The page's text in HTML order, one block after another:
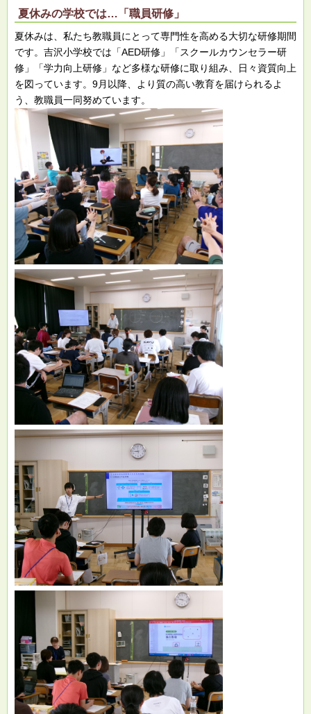
夏休みの学校では…「職員研修」
夏休みは、私たち教職員にとって専門性を高める大切な研修期間
です。吉沢小学校では「AED研修」「スクールカウンセラー研
修」「学力向上研修」など多様な研修に取り組み、日々資質向上
を図っています。9月以降、より質の高い教育を届けられるよ
う、教職員一同努めています。